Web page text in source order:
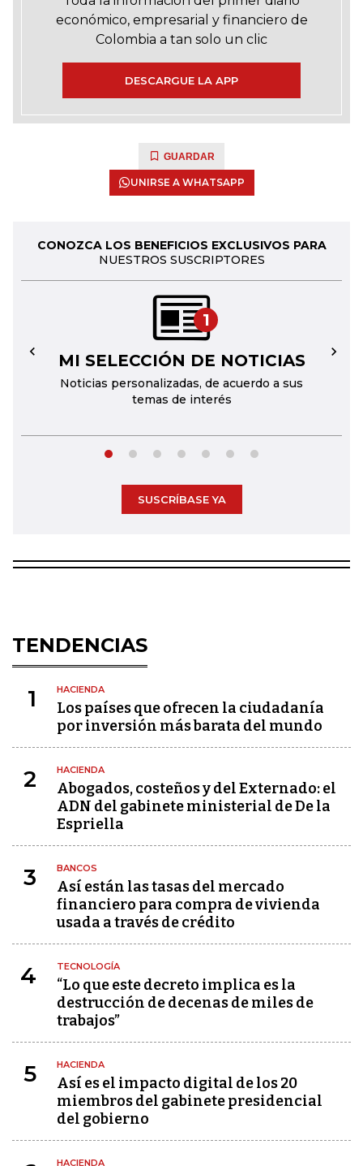
económico, empresarial y financiero de
Colombia a tan solo un clic
DESCARGUE LA APP
GUARDAR
UNIRSE A WHATSAPP
CONOZCA LOS BENEFICIOS EXCLUSIVOS PARA
NUESTROS SUSCRIPTORES
1
MI SELECCIÓN DE NOTICIAS
Noticias personalizadas, de acuerdo a sus
temas de interés
← →
SUSCRÍBASE YA
TENDENCIAS
1 HACIENDA
Los países que ofrecen la ciudadanía
por inversión más barata del mundo
2 HACIENDA
Abogados, costeños y del Externado: el
ADN del gabinete ministerial de De la
Espriella
3 BANCOS
Así están las tasas del mercado
financiero para compra de vivienda
usada a través de crédito
4 TECNOLOGÍA
“Lo que este decreto implica es la
destrucción de decenas de miles de
trabajos”
5 HACIENDA
Así es el impacto digital de los 20
miembros del gabinete presidencial
del gobierno
HACIENDA